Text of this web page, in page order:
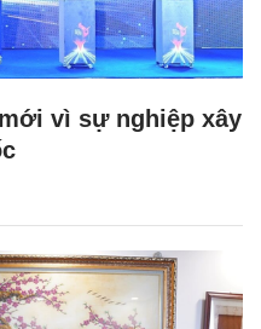
vì sự nghiệp xây